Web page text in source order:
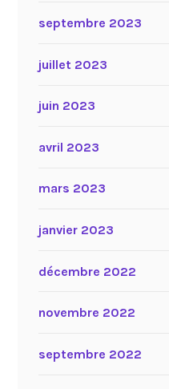
septembre 2023
juillet 2023
juin 2023
avril 2023
mars 2023
janvier 2023
décembre 2022
novembre 2022
septembre 2022